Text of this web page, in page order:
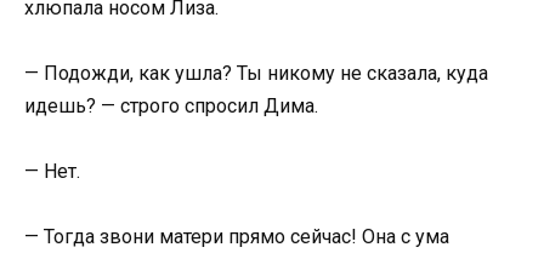
хлюпала носом Лиза.
— Подожди, как ушла? Ты никому не сказала, куда
идешь? — строго спросил Дима.
— Нет.
— Тогда звони матери прямо сейчас! Она с ума